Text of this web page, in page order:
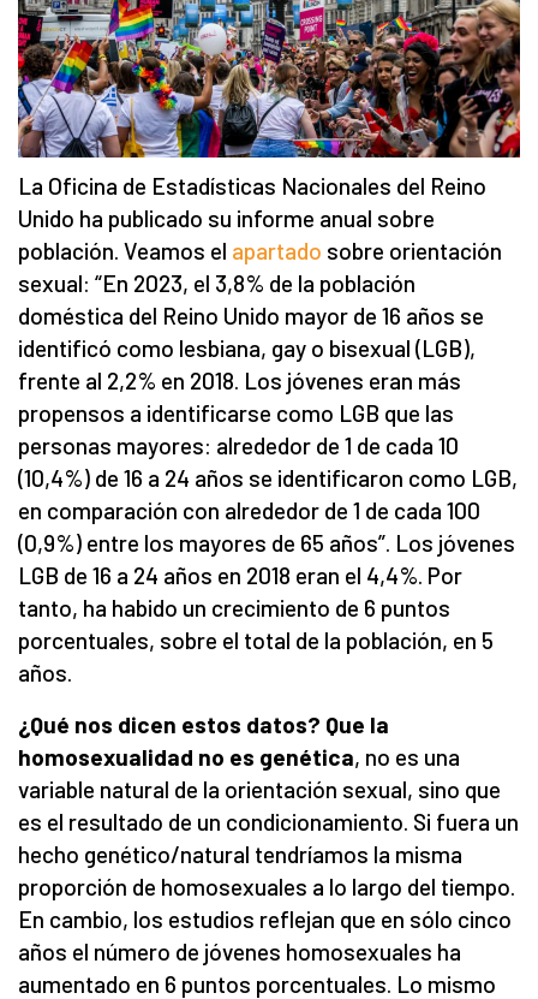
La Oficina de Estadísticas Nacionales del Reino
Unido ha publicado su informe anual sobre
población. Veamos el apartado sobre orientación
sexual: “En 2023, el 3,8% de la población
doméstica del Reino Unido mayor de 16 años se
identificó como lesbiana, gay o bisexual (LGB),
frente al 2,2% en 2018. Los jóvenes eran más
propensos a identificarse como LGB que las
personas mayores: alrededor de 1 de cada 10
(10,4%) de 16 a 24 años se identificaron como LGB,
en comparación con alrededor de 1 de cada 100
(0,9%) entre los mayores de 65 años”. Los jóvenes
LGB de 16 a 24 años en 2018 eran el 4,4%. Por
tanto, ha habido un crecimiento de 6 puntos
porcentuales, sobre el total de la población, en 5
años.
¿Qué nos dicen estos datos? Que la
homosexualidad no es genética, no es una
variable natural de la orientación sexual, sino que
es el resultado de un condicionamiento. Si fuera un
hecho genético/natural tendríamos la misma
proporción de homosexuales a lo largo del tiempo.
En cambio, los estudios reflejan que en sólo cinco
años el número de jóvenes homosexuales ha
aumentado en 6 puntos porcentuales. Lo mismo